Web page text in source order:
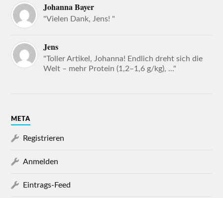
Johanna Bayer
"Vielen Dank, Jens! "
Jens
"Toller Artikel, Johanna! Endlich dreht sich die
Welt – mehr Protein (1,2–1,6 g/kg), ..."
META
Registrieren
Anmelden
Eintrags-Feed